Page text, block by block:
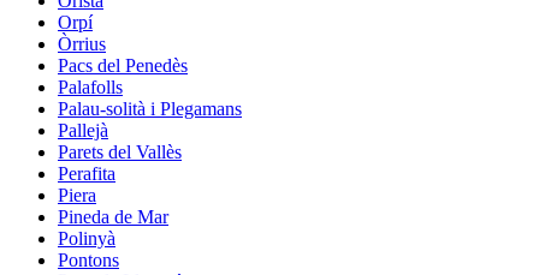
Orpí
Òrrius
Pacs del Penedès
Palafolls
Palau-solità i Plegamans
Pallejà
Parets del Vallès
Perafita
Piera
Pineda de Mar
Polinyà
Pontons